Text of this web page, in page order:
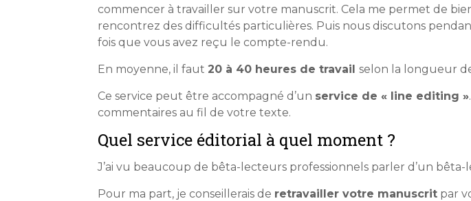
commencer à travailler sur votre manuscrit. Cela me permet de
rencontrez des difficultés particulières. Puis nous discutons
fois que vous avez reçu le compte-rendu.
En moyenne, il faut 20 à 40 heures de travail selon la longueur
Ce service peut être accompagné d’un service de « line editing »
commentaires au fil de votre texte.
Quel service éditorial à quel moment ?
J’ai vu beaucoup de bêta-lecteurs professionnels parler d’un
Pour ma part, je conseillerais de retravailler votre manuscritpar